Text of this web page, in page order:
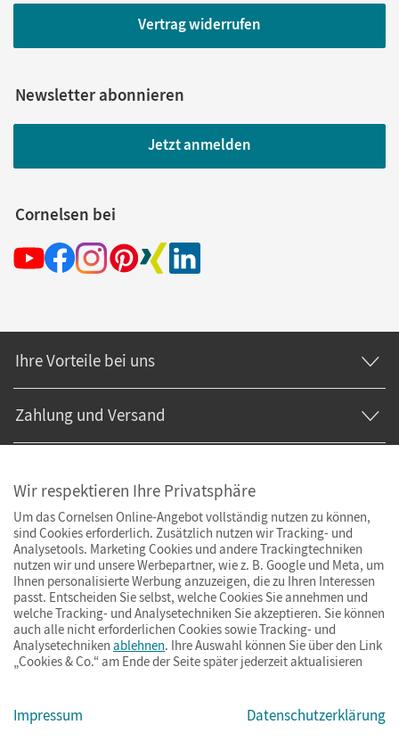
Vertrag widerrufen
Newsletter abonnieren
Jetzt anmelden
Cornelsen bei
Ihre Vorteile bei uns
Zahlung und Versand
© Cornelsen Verlag 2026
ImpressumAGBDatenschutzBarrierefreiheitCookies & Co.
Wir respektieren Ihre Privatsphäre
Um das Cornelsen Online-Angebot vollständig nutzen zu können,
sind Cookies erforderlich. Zusätzlich nutzen wir Tracking- und
Analysetools. Marketing Cookies und andere Trackingtechniken
nutzen wir und unsere Werbepartner, wie z. B. Google und Meta, um
Ihnen personalisierte Werbung anzuzeigen, die zu Ihren Interessen
passt. Entscheiden Sie selbst, welche Cookies Sie annehmen und
welche Tracking- und Analysetechniken Sie akzeptieren. Sie können
auch alle nicht erforderlichen Cookies sowie Tracking- und
Analysetechniken ablehnen. Ihre Auswahl können Sie über den Link
„Cookies & Co.“ am Ende der Seite später jederzeit aktualisieren
Impressum Datenschutzerklärung